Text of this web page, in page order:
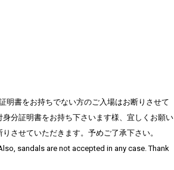
明書をお持ちでない方のご入場はお断りさせて
分証明書をお持ち下さいます様、宜しくお願い
させていただきます。予めご了承下さい。
sandals are not accepted in any case. Thank